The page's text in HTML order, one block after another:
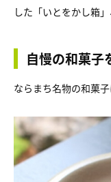
した「いとをかし箱
自慢の和菓子
ならまち名物の和菓子